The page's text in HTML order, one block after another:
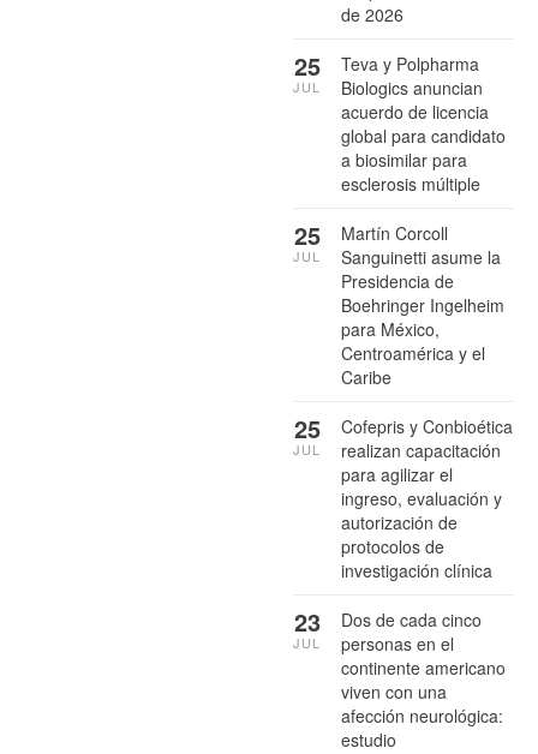
de 2026
Teva y Polpharma
Biologics anuncian
acuerdo de licencia
global para candidato
a biosimilar para
esclerosis múltiple
25
JUL
Martín Corcoll
Sanguinetti asume la
Presidencia de
Boehringer Ingelheim
para México,
Centroamérica y el
Caribe
25
JUL
Cofepris y Conbioética
realizan capacitación
para agilizar el
ingreso, evaluación y
autorización de
protocolos de
investigación clínica
25
JUL
Dos de cada cinco
personas en el
continente americano
viven con una
afección neurológica:
estudio
23
JUL